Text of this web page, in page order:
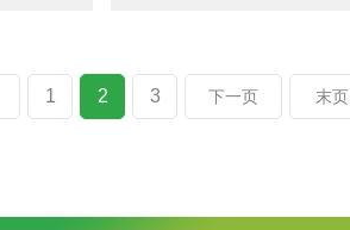
1 2 3 下一页 末页